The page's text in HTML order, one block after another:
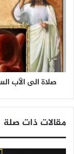
صلاة الى الآب
مقالات ذات صلة